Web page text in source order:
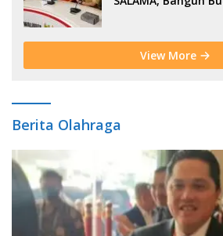
View More
Berita Olahraga